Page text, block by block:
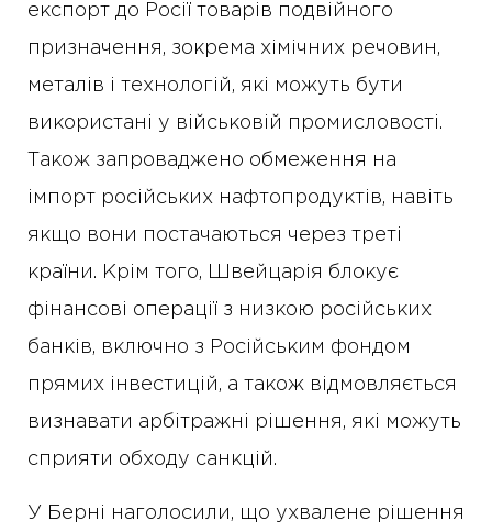
експорт до Росії товарів подвійного
призначення, зокрема хімічних речовин,
металів і технологій, які можуть бути
використані у військовій промисловості.
Також запроваджено обмеження на
імпорт російських нафтопродуктів, навіть
якщо вони постачаються через треті
країни. Крім того, Швейцарія блокує
фінансові операції з низкою російських
банків, включно з Російським фондом
прямих інвестицій, а також відмовляється
визнавати арбітражні рішення, які можуть
сприяти обходу санкцій.
У Берні наголосили, що ухвалене рішення